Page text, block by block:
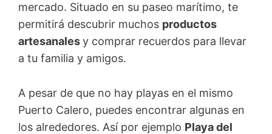
mercado. Situado en su paseo marítimo, te
permitirá descubrir muchos productos
artesanalesy comprar recuerdos para llevar
a tu familia y amigos.
A pesar de que no hay playas en el mismo
Puerto Calero, puedes encontrar algunas en
los alrededores. Así por ejemplo Playa del